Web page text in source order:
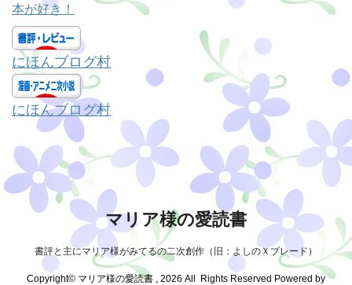
本が好き！
にほんブログ村
にほんブログ村
マリア様の愛読書
書評と主にマリア様がみてるの二次創作（旧：よしのＸブレード）
Copyright© マリア様の愛読書 , 2026 All Rights Reserved Powered by